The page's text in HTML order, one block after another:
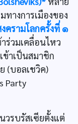
ทางการเมืองของ
ครามโลกครั้งที่ ๑
ร่วมเคลื่อนไหว
าเป็นสมาชิก
(บอลเชวิค)
Party
รบรัสเซียตั้งแต่